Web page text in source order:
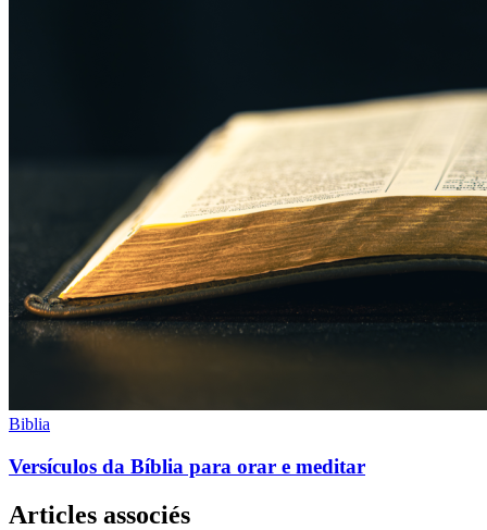
Biblia
Versículos da Bíblia para orar e meditar
Articles associés